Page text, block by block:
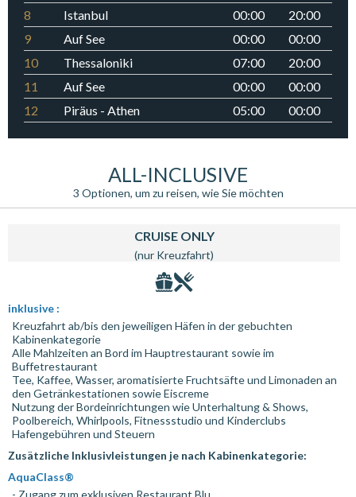
8
Istanbul 00:00
20:00
9
Auf See 00:00
00:00
10
Thessaloniki 07:00
20:00
11
Auf See 00:00
00:00
12
Piräus - Athen 05:00 00:00
ALL-INCLUSIVE
3 Optionen, um zu reisen, wie Sie möchten
CRUISE ONLY
(nur Kreuzfahrt)
inklusive :
Kreuzfahrt ab/bis den jeweiligen Häfen in der gebuchten
Kabinenkategorie
Alle Mahlzeiten an Bord im Hauptrestaurant sowie im
Buffetrestaurant
Tee, Kaffee, Wasser, aromatisierte Fruchtsäfte und Limonaden an
den Getränkestationen sowie Eiscreme
Nutzung der Bordeinrichtungen wie Unterhaltung & Shows,
Poolbereich, Whirlpools, Fitnessstudio und Kinderclubs
Hafengebühren und Steuern
Zusätzliche Inklusivleistungen je nach Kabinenkategorie:
AquaClass®
- Zugang zum exklusiven Restaurant Blu